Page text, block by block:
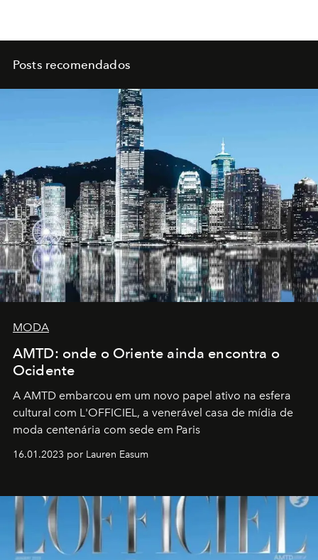
Posts recomendados
MODA
AMTD: onde o Oriente ainda encontra o
Ocidente
A AMTD embarcou em um novo papel ativo na esfera
cultural com L'OFFICIEL, a venerável casa de mídia de
moda centenária com sede em Paris
16.01.2023 por Lauren Easum